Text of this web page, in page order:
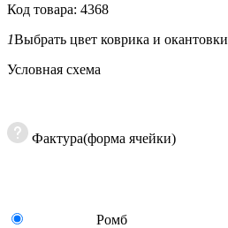
Код товара: 4368
1Выбрать цвет коврика и окантовки
Условная схема
Фактура(форма ячейки)
Ромб